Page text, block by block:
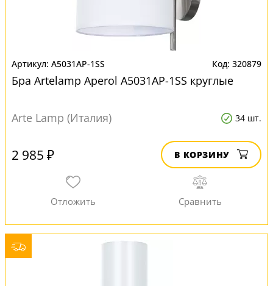
A5031AP-1SS 320879
Бра Artelamp Aperol A5031AP-1SS круглые
Arte Lamp (Италия) 34 шт.
2 985 ₽ В КОРЗИНУ